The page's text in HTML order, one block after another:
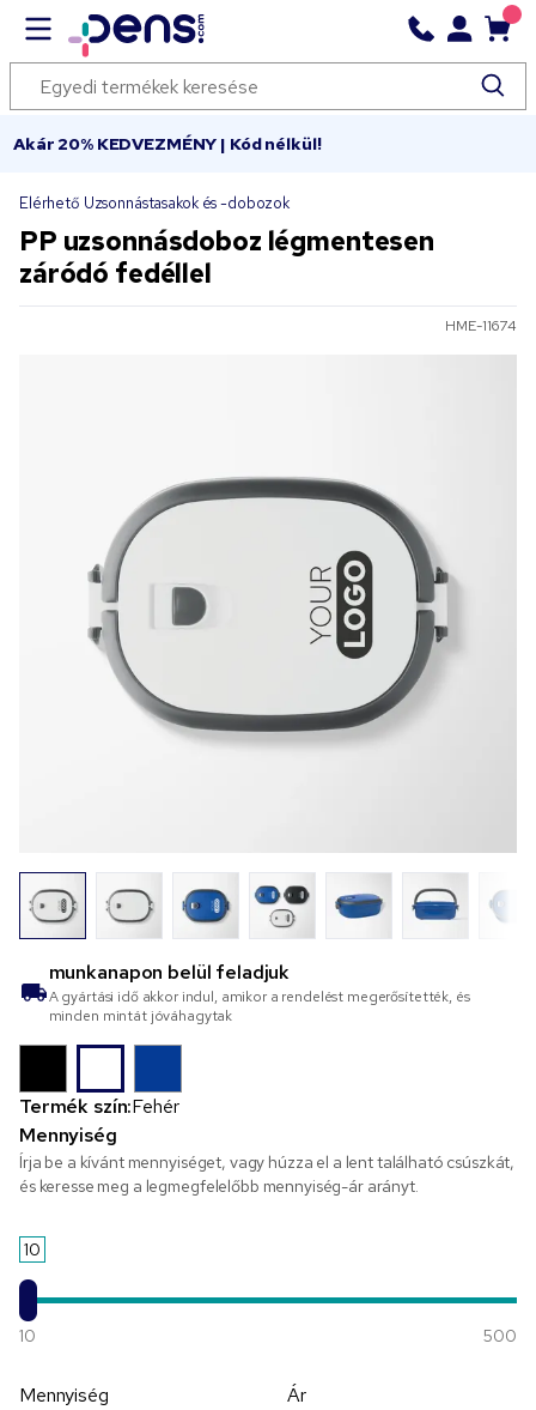
Akár 20% KEDVEZMÉNY | Kód nélkül!
Elérhető Uzsonnástasakok és -dobozok
PP uzsonnásdoboz légmentesen
záródó fedéllel
HME-11674
munkanapon belül feladjuk
A gyártási idő akkor indul, amikor a rendelést megerősítették, és
minden mintát jóváhagytak
Termék szín:Fehér
Mennyiség
Írja be a kívánt mennyiséget, vagy húzza el a lent található csúszkát,
és keresse meg a legmegfelelőbb mennyiség-ár arányt.
10
10 500
Mennyiség Ár